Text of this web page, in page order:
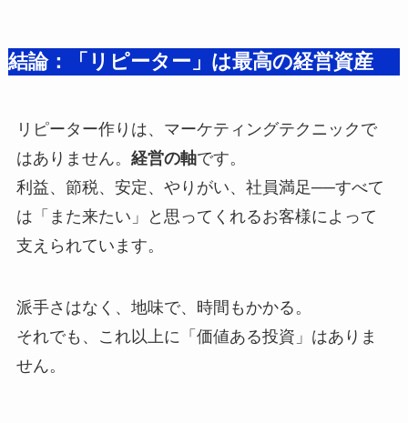
結論：「リピーター」は最高の経営資産
リピーター作りは、マーケティングテクニックで
はありません。 経営の軸です。
利益、節税、安定、やりがい、社員満足──すべて
は「また来たい」と思ってくれるお客様によって
支えられています。
派手さはなく、地味で、時間もかかる。
それでも、これ以上に「価値ある投資」はありま
せん。